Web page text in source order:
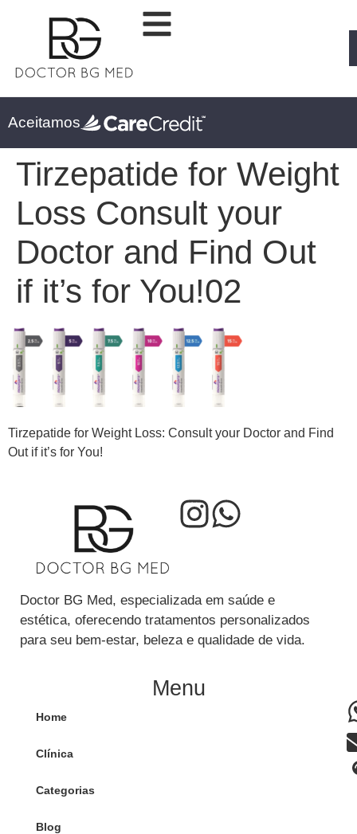
Aceitamos
Tirzepatide for Weight
Loss Consult your
Doctor and Find Out
if it’s for You!02
Tirzepatide for Weight Loss: Consult your Doctor and Find
Out if it’s for You!
Doctor BG Med, especializada em saúde e
estética, oferecendo tratamentos personalizados
para seu bem-estar, beleza e qualidade de vida.
Menu
Home
Clínica
Categorias
Blog